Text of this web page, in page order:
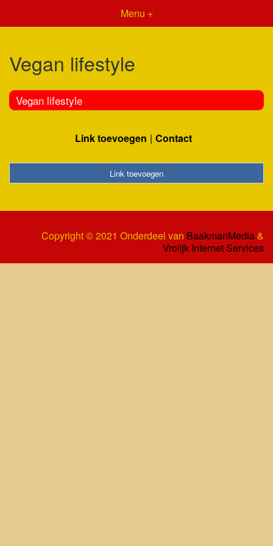
Menu +
Vegan lifestyle
Vegan lifestyle
Link toevoegen Contact
Link toevoegen
Copyright © 2021 Onderdeel van BaakmanMedia&
Vrolijk Internet Services